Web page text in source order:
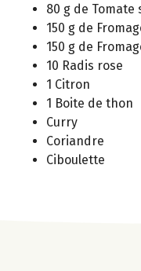
80 g de Tomate
150 g de
150 g de
10 Radis rose
1 Citron
1 Boite de thon
Curry
Coriandre
Ciboulette